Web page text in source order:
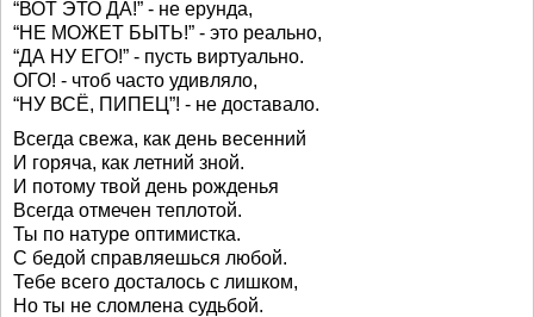
“ВОТ ЭТО ДА!” - не ерунда,
“НЕ МОЖЕТ БЫТЬ!” - это реально,
“ДА НУ ЕГО!” - пусть виртуально.
ОГО! - чтоб часто удивляло,
“НУ ВСЁ, ПИПЕЦ”! - не доставало.
Всегда свежа, как день весенний
И горяча, как летний зной.
И потому твой день рожденья
Всегда отмечен теплотой.
Ты по натуре оптимистка.
С бедой справляешься любой.
Тебе всего досталось с лишком,
Но ты не сломлена судьбой.